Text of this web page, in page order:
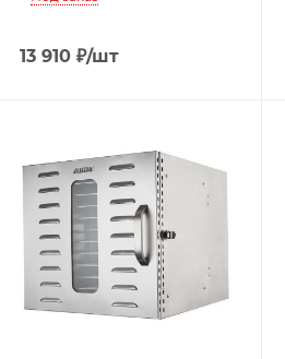
13 910 ₽/шт